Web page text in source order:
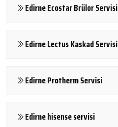
Edirne Ecostar Brülor Servisi
Edirne Lectus Kaskad Servisi
Edirne Protherm Servisi
Edirne hisense servisi